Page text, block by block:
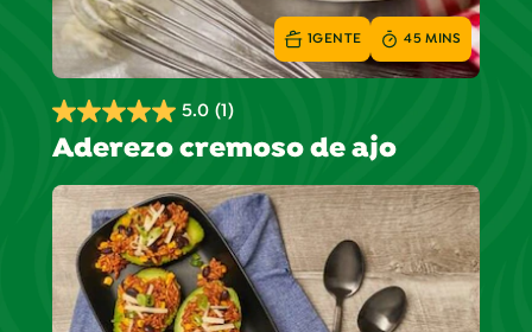
5.0 (1)
5.0
de
5
estrellas.
reseña
Aderezo cremoso de ajo
1GENTE 45 MINS